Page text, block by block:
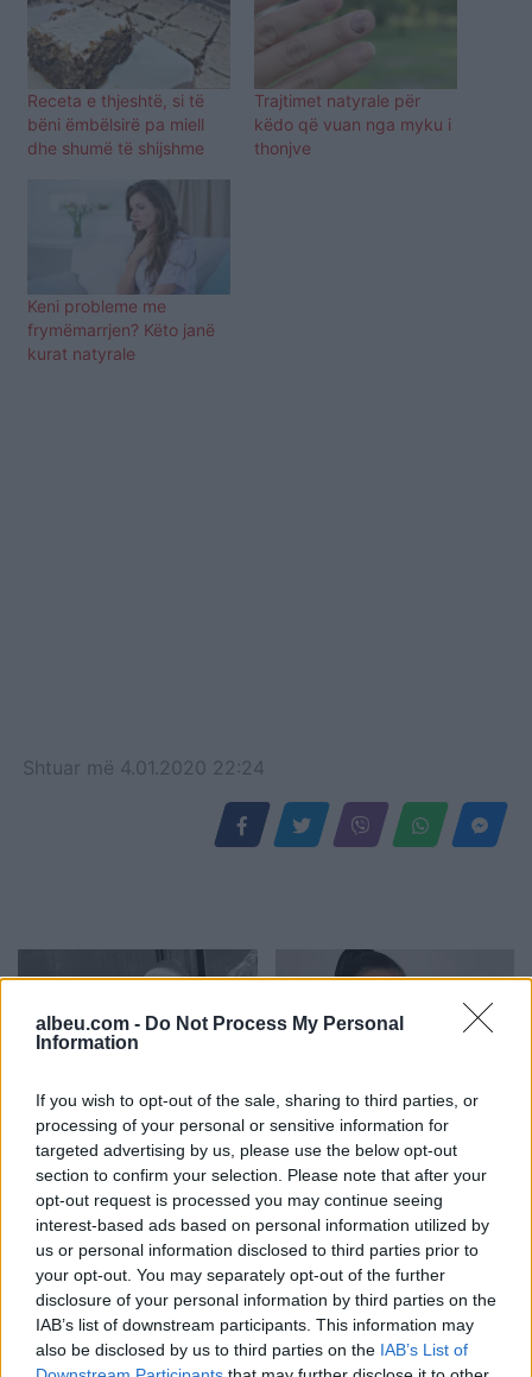
albeu.com - Do Not Process My Personal
Information
If you wish to opt-out of the sale, sharing to third parties, or
processing of your personal or sensitive information for
targeted advertising by us, please use the below opt-out
section to confirm your selection. Please note that after your
opt-out request is processed you may continue seeing
interest-based ads based on personal information utilized by
us or personal information disclosed to third parties prior to
your opt-out. You may separately opt-out of the further
disclosure of your personal information by third parties on the
IAB’s list of downstream participants. This information may
also be disclosed by us to third parties on the IAB’s List of
Receta e thjeshtë, si të
bëni ëmbëlsirë pa miell
dhe shumë të shijshme
Trajtimet natyrale për
këdo që vuan nga myku i
thonjve
Keni probleme me
frymëmarrjen? Këto janë
kurat natyrale
Shtuar më 4.01.2020 22:24
E rëndë/ Skiatorja ndërron
jetë në moshën 19-vjeçare
Rrëfim tronditës nga
Einxhel Shkira: Në
moshën 15-vjeçare jam…